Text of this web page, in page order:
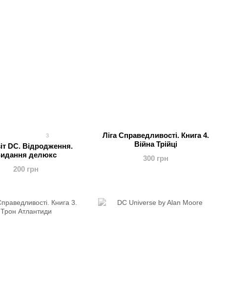
3
DC. Відродження.
делюкс
200 грн
Ліга Справедливості. Книга 4.
Війна Трійці
300 грн